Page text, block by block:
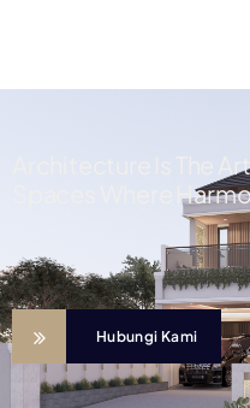
Architecture Is The
Spaces Where
Hubungi Kami